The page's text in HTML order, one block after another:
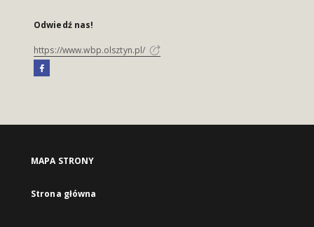
Odwiedź nas!
https://www.wbp.olsztyn.pl/
MAPA STRONY
Strona główna